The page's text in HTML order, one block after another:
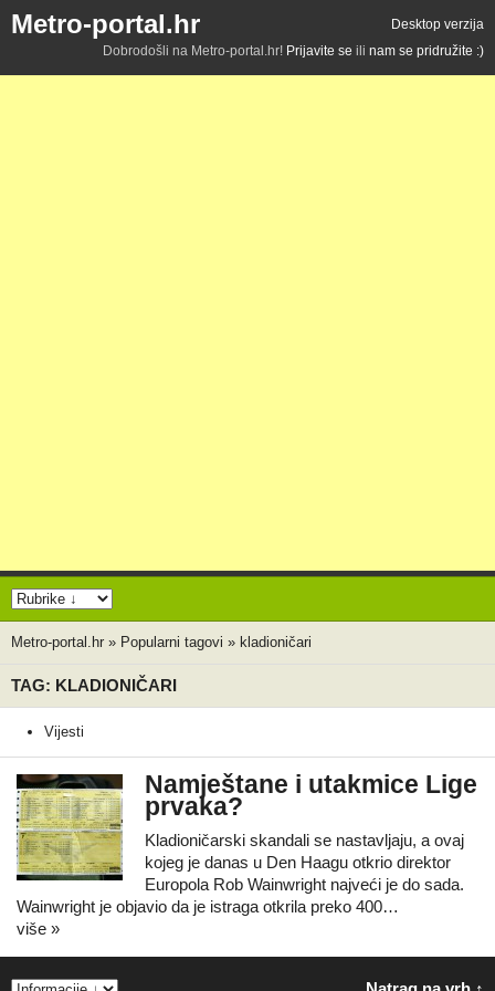
Metro-portal.hr
Desktop verzija
Dobrodošli na Metro-portal.hr! Prijavite se ili nam se pridružite :)
Metro-portal.hr » Popularni tagovi » kladioničari
TAG: KLADIONIČARI
Vijesti
Namještane i utakmice Lige
prvaka?
Kladioničarski skandali se nastavljaju, a ovaj
kojeg je danas u Den Haagu otkrio direktor
Europola Rob Wainwright najveći je do sada.
Wainwright je objavio da je istraga otkrila preko 400…
više »